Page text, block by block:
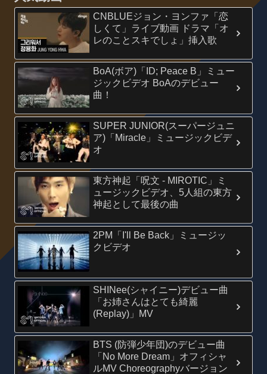
CNBLUEジョン・ヨンファ「恋
しくて」ライブ動画 ドラマ「オ
レのことスキでしょ」挿入歌
BoA(ボア)「ID; Peace B」ミュー
ジックビデオ BoAのデビュー
曲！
SUPER JUNIOR(スーパージュニ
ア)「Miracle」ミュージックビデ
オ
東方神起「呪文 - MIROTIC」ミ
ュージックビデオ、5人組の東方
神起として最後の曲
2PM「I'll Be Back」ミュージッ
クビデオ
SHINee(シャイニー)デビュー曲
「お姉さんはとても綺麗
(Replay)」MV
BTS (防弾少年団)のデビュー曲
「No More Dream」オフィシャ
ルMV Choreographyバージョン